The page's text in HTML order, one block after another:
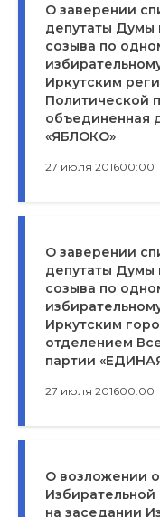
О заверении
депутаты Думы
созыва по
Иркутским
Политической
объединенная
«ЯБЛОКО»
27 июля 201600:00
О заверении
депутаты Думы
созыва по
Иркутским
отделением
партии
27 июля 201600:00
О возложении
на заседании